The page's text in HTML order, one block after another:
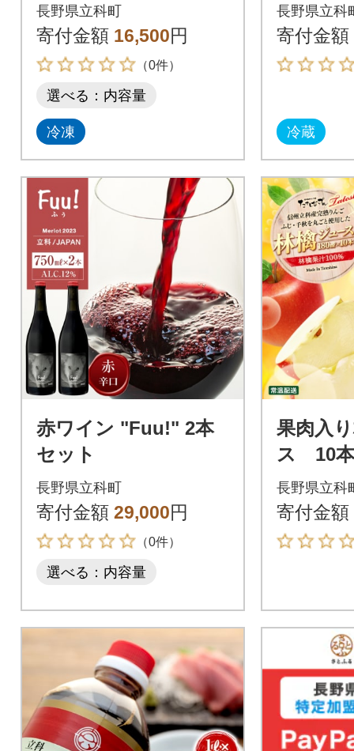
長野県立科町
寄付金額 16,500円
（0件）
選べる：内容量
冷凍
長野県立科
寄付金額
冷蔵
赤ワイン "Fuu!" 2本
セット
長野県立科町
寄付金額 29,000円
（0件）
選べる：内容量
果肉入
ス 10本
&千秋)
長野県立科
寄付金額